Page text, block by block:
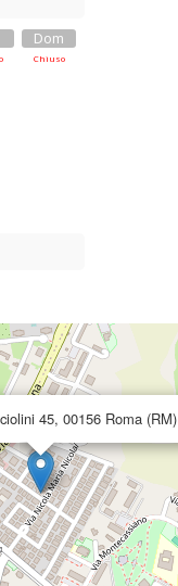
Dom
Chiuso
45, 00156 Roma (RM)